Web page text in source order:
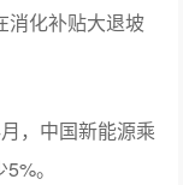
消化补贴大退坡
，中国新能源乘
。